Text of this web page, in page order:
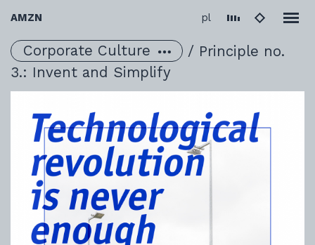
AMZN pl Change language to
Corporate Culture / Principle no.
3.: Invent and Simplify